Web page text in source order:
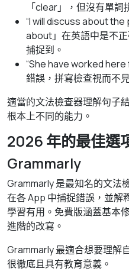
「clear」，但沒有單詞
“I will discuss about
about」在英語中是不
捕捉到。
“She have worked
錯誤，拼寫檢查視而不
適當的文法檢查器理解句子
根本上不同的能力。
2026 年的最佳選
Grammarly
Grammarly 是最知名的文法
在各 App 中捕捉錯誤，並解
學習有用。免費版涵蓋基本
進階的改寫。
Grammarly 最適合想要理解
很徹底且具有教育意義。